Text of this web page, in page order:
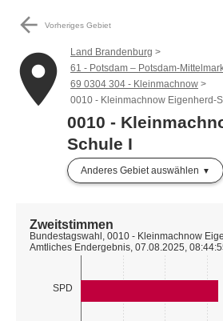
arrow_back Vorheriges Gebiet
place
Land Brandenburg
61 - Potsdam – Potsdam-
69 0304 304 - Kleinmachnow
0010 - Kleinmachnow Eigenherd-
0010 -
Schule I
Anderes Gebiet auswählen
SPD
Zweitstimmen
Bundestagswahl, 0010 - Kleinmachnow
Amtliches Endergebnis, 07.08.2025,